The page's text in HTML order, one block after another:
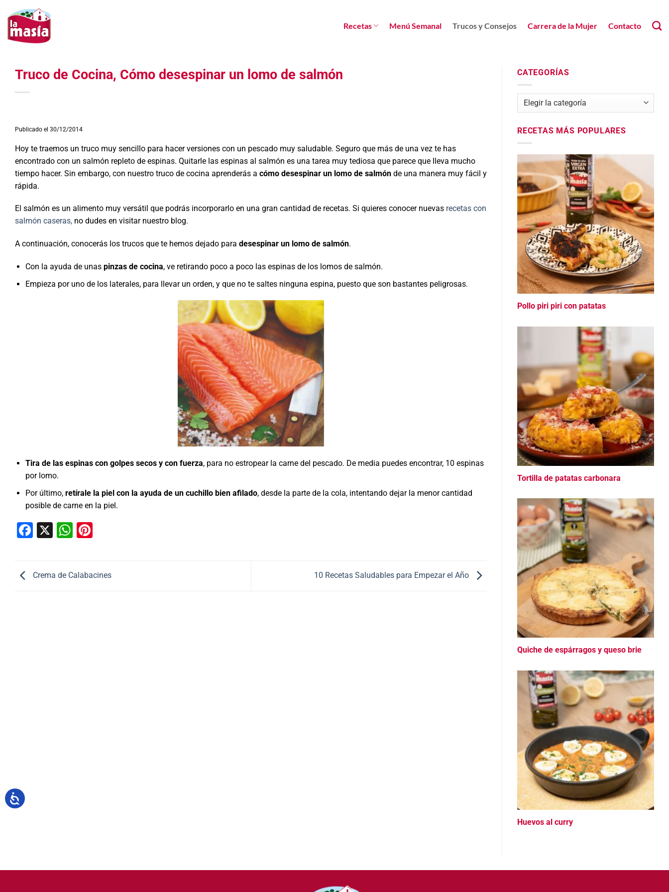
contenido
Recetas Menú Semanal Trucos y Consejos Carrera de la Mujer Contacto
Truco de Cocina, Cómo desespinar un lomo de salmón
Publicado el 30/12/2014
Hoy te traemos un truco muy sencillo para hacer versiones con un pescado muy saludable. Seguro que más de una vez te has
encontrado con un salmón repleto de espinas. Quitarle las espinas al salmón es una tarea muy tediosa que parece que lleva mucho
tiempo hacer. Sin embargo, con nuestro truco de cocina aprenderás a cómo desespinar un lomo de salmón de una manera muy fácil y
rápida.
El salmón es un alimento muy versátil que podrás incorporarlo en una gran cantidad de recetas. Si quieres conocer nuevas recetas con
salmón caseras, no dudes en visitar nuestro blog.
A continuación, conocerás los trucos que te hemos dejado para desespinar un lomo de salmón.
Con la ayuda de unas pinzas de cocina, ve retirando poco a poco las espinas de los lomos de salmón.
Empieza por uno de los laterales, para llevar un orden, y que no te saltes ninguna espina, puesto que son bastantes peligrosas.
Tira de las espinas con golpes secos y con fuerza, para no estropear la carne del pescado. De media puedes encontrar, 10 espinas
por lomo.
Por último, retírale la piel con la ayuda de un cuchillo bien afilado, desde la parte de la cola, intentando dejar la menor cantidad
posible de carne en la piel.
Facebook
X WhatsApp
Crema de Calabacines 10 Recetas Saludables para Empezar el Año
CATEGORÍAS
Categorías
RECETAS MÁS POPULARES
Pollo piri piri con patatas
Tortilla de patatas carbonara
Quiche de espárragos y queso brie
Huevos al curry